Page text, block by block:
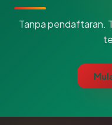
Tanpa pendaftaran.